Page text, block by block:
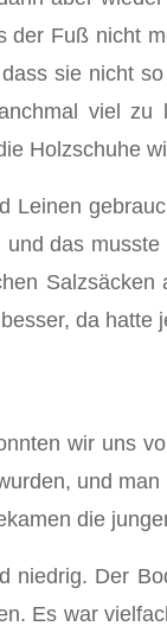
Fuß nicht
sie nicht
viel
Holzschuhe
Leinen
das
da
wir uns
und
die
Der
Es war